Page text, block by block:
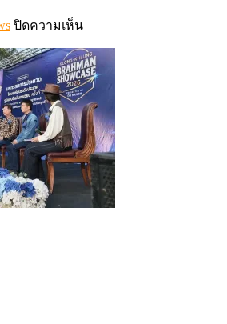
ปิดความเห็นบน
2026-
01-
10
174656